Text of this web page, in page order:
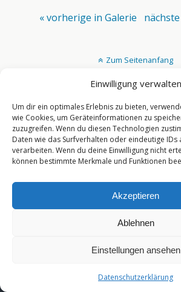
Einwilligung verwalten
Um dir ein optimales Erlebnis zu bieten,
wie Cookies, um Geräteinformationen zu
zuzugreifen. Wenn du diesen Technologien
Daten wie das Surfverhalten oder eindeutige IDs
verarbeiten. Wenn du deine Einwilligung nicht
können bestimmte Merkmale und Funktionen
Akzeptieren
Ablehnen
Einstellungen ansehen
Datenschutzerklärung
« vorherige in Galerie
Zum Seitenanfang
Mobil
[year]